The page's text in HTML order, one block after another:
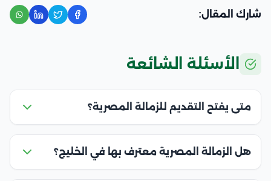
شارك المقال:
الأسئلة الشائعة
متى يفتح التقديم للزمالة المصرية؟
هل الزمالة المصرية معترف بها في الخليج؟